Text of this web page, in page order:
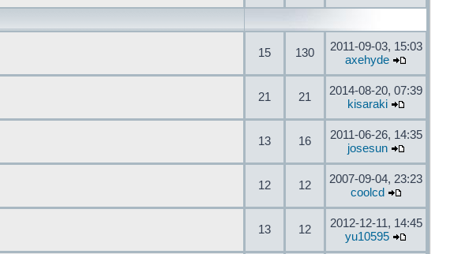
15 130
2011-09-03, 15:03
axehyde
21 21
2014-08-20, 07:39
kisaraki
13 16
2011-06-26, 14:35
josesun
12 12
2007-09-04, 23:23
coolcd
13 12
2012-12-11, 14:45
yu10595